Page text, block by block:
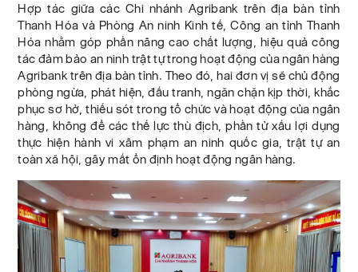
Hợp tác giữa các Chi nhánh Agribank trên địa bàn tỉnh
Thanh Hóa và Phòng An ninh Kinh tế, Công an tỉnh Thanh
Hóa nhằm góp phần nâng cao chất lượng, hiệu quả công
tác đảm bảo an ninh trật tự trong hoạt động của ngân hàng
Agribank trên địa bàn tỉnh. Theo đó, hai đơn vị sẽ chủ động
phòng ngừa, phát hiện, đấu tranh, ngăn chặn kịp thời, khắc
phục sơ hở, thiếu sót trong tổ chức và hoạt động của ngân
hàng, không để các thế lực thù địch, phần tử xấu lợi dụng
thực hiện hành vi xâm phạm an ninh quốc gia, trật tự an
toàn xã hội, gây mất ổn định hoạt động ngân hàng.